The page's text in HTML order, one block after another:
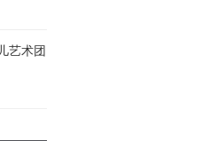
艺术团